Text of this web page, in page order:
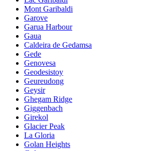
Mont Garibaldi
Garove
Garua Harbour
Gaua
Caldeira de Gedamsa
Gede
Genovesa
Geodesistoy
Geureudong
Geysir
Ghegam Ridge
Giggenbach
Girekol
Glacier Peak
La Gloria
Golan Heights